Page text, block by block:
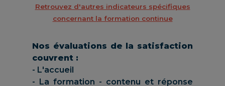
Retrouvez d'autres indicateurs spécifiques
concernant la formation continue
Nos évaluations de la satisfaction
couvrent :
- L'accueil
- La formation - contenu et réponse